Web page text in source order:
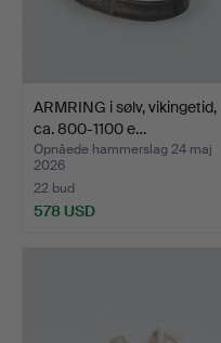
ARMRING i sølv, vikingetid,
ca. 800-1100 e…
Opnåede hammerslag 24 maj
2026
22 bud
578 USD